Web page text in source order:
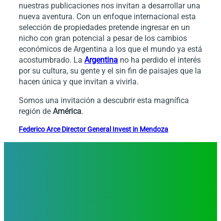
nuestras publicaciones nos invitan a desarrollar una
nueva aventura. Con un enfoque internacional esta
selección de propiedades pretende ingresar en un
nicho con gran potencial a pesar de los cambios
económicos de Argentina a los que el mundo ya está
acostumbrado. La Argentina no ha perdido el interés
por su cultura, su gente y el sin fin de paisajes que la
hacen única y que invitan a vivirla.
Somos una invitación a descubrir esta magnífica
región de América.
Federico Arce Director General Invest in Mendoza